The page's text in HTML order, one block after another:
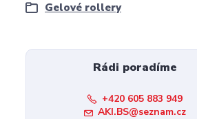
Gelové rollery
Rádi poradíme
+420 605 883 949
AKI.BS@seznam.cz